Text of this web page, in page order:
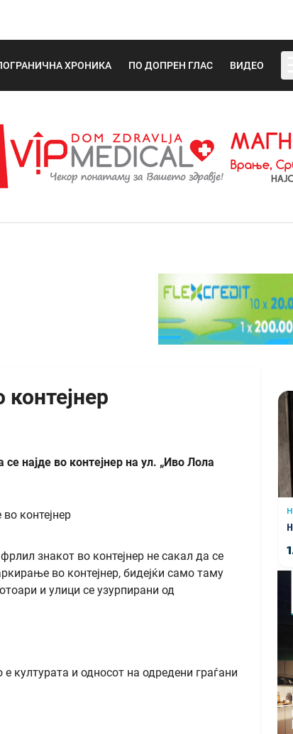
ХРОНИКА ПО ДОПРЕН ГЛАС ВИДЕО
најде во контејнер на ул. „Иво Лола
знакот во контејнер не сакал да се
во контејнер, бидејќи само таму
и улици се узурпирани од
културата и односот на одредени граѓани